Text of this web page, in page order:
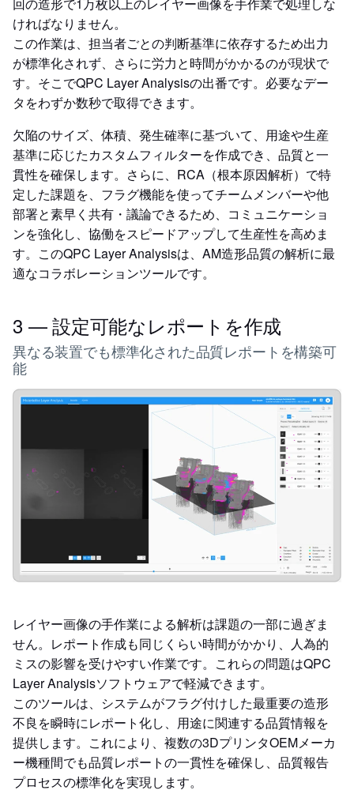
回の造形で1万枚以上のレイヤー画像を手作業で処理しな
ければなりません。
この作業は、担当者ごとの判断基準に依存するため出力
が標準化されず、さらに労力と時間がかかるのが現状で
す。そこでQPC Layer Analysisの出番です。必要なデー
タをわずか数秒で取得できます。
欠陥のサイズ、体積、発生確率に基づいて、用途や生産
基準に応じたカスタムフィルターを作成でき、品質と一
貫性を確保します。さらに、RCA（根本原因解析）で特
定した課題を、フラグ機能を使ってチームメンバーや他
部署と素早く共有・議論できるため、コミュニケーショ
ンを強化し、協働をスピードアップして生産性を高めま
す。このQPC Layer Analysisは、AM造形品質の解析に最
適なコラボレーションツールです。
3 — 設定可能なレポートを作成
異なる装置でも標準化された品質レポートを構築可
能
レイヤー画像の手作業による解析は課題の一部に過ぎま
せん。レポート作成も同じくらい時間がかかり、人為的
ミスの影響を受けやすい作業です。これらの問題はQPC
Layer Analysisソフトウェアで軽減できます。
このツールは、システムがフラグ付けした最重要の造形
不良を瞬時にレポート化し、用途に関連する品質情報を
提供します。これにより、複数の3DプリンタOEMメーカ
ー機種間でも品質レポートの一貫性を確保し、品質報告
プロセスの標準化を実現します。